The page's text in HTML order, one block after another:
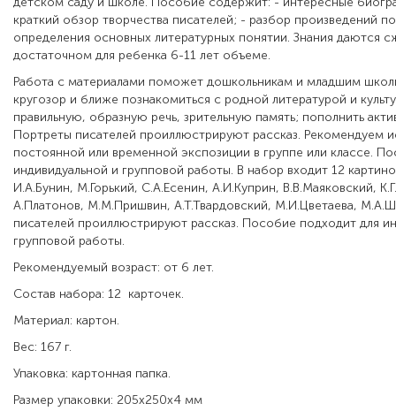
краткий обзор творчества писателей; - разбор произведений
определения основных литературных понятии. Знания даются
достаточном для ребенка 6-11 лет объеме.
Работа с материалами поможет дошкольникам и младшим
кругозор и ближе познакомиться с родной литературой и
правильную, образную речь, зрительную память; пополнить
Портреты писателей проиллюстрируют рассказ. Рекомендуем
постоянной или временной экспозиции в группе или классе.
индивидуальной и групповой работы. В набор входит 12
И.А.Бунин, М.Горький, С.А.Есенин, A.И.Куприн, B.В.Маяковский,
А.Платонов, М.М.Пришвин, А.Т.Твардовский, М.И.Цветаева,
писателей проиллюстрируют рассказ. Пособие подходит для
групповой работы.
Рекомендуемый возраст: от 6 лет.
Состав набора: 12 карточек.
Материал: картон.
Вес: 167 г.
Упаковка: картонная папка.
Размер упаковки: 205х250х4 мм